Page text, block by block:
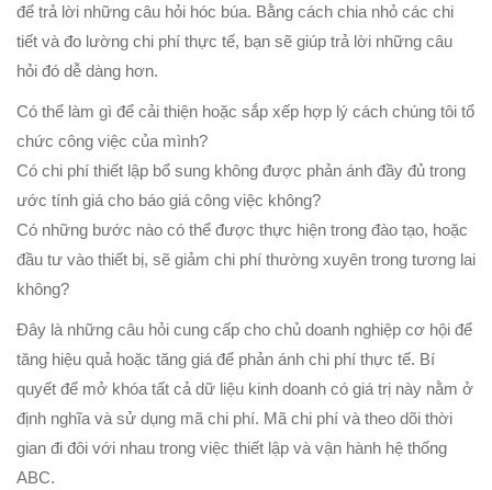
để trả lời những câu hỏi hóc búa. Bằng cách chia nhỏ các chi
tiết và đo lường chi phí thực tế, bạn sẽ giúp trả lời những câu
hỏi đó dễ dàng hơn.
Có thể làm gì để cải thiện hoặc sắp xếp hợp lý cách chúng tôi tổ
chức công việc của mình?
Có chi phí thiết lập bổ sung không được phản ánh đầy đủ trong
ước tính giá cho báo giá công việc không?
Có những bước nào có thể được thực hiện trong đào tạo, hoặc
đầu tư vào thiết bị, sẽ giảm chi phí thường xuyên trong tương lai
không?
Đây là những câu hỏi cung cấp cho chủ doanh nghiệp cơ hội để
tăng hiệu quả hoặc tăng giá để phản ánh chi phí thực tế. Bí
quyết để mở khóa tất cả dữ liệu kinh doanh có giá trị này nằm ở
định nghĩa và sử dụng mã chi phí. Mã chi phí và theo dõi thời
gian đi đôi với nhau trong việc thiết lập và vận hành hệ thống
ABC.